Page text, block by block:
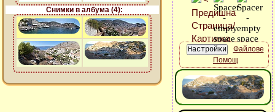
Снимки в албума (4):
Файлове
Помощ